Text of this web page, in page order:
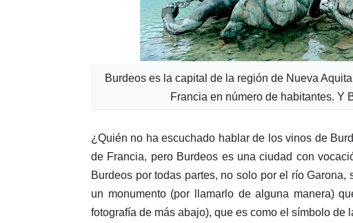
Burdeos es la capital de la región de Nueva
Francia en número de habitantes. Y
¿Quién no ha escuchado hablar de los vinos de
de Francia, pero Burdeos es una ciudad con
Burdeos por todas partes, no solo por el río
un monumento (por llamarlo de alguna manera)
fotografía de más abajo), que es como el símbolo